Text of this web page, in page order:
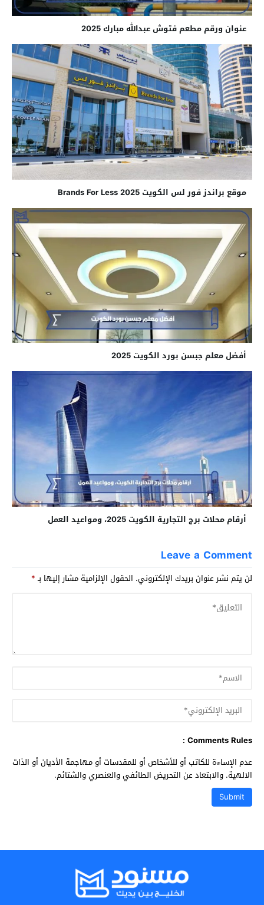
عنوان ورقم مطعم فتوش عبدالله مبارك 2025
موقع براندز فور لس الكويت 2025 Brands For Less
أفضل معلم جبسن بورد الكويت 2025
أرقام محلات برج التجارية الكويت 2025، ومواعيد العمل
Leave a Comment
لن يتم نشر عنوان بريدك الإلكتروني. الحقول الإلزامية مشار إليها بـ*
Comments Rules :
عدم الإساءة للكاتب أو للأشخاص أو للمقدسات أو مهاجمة الأديان أو الذات
الالهية. والابتعاد عن التحريض الطائفي والعنصري والشتائم.